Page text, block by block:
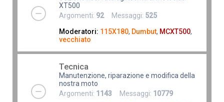
XT500
Argomenti: 92Messaggi: 525
Moderatori: 115X180, Dumbut, MCXT500,
vecchiato
Tecnica
Manutenzione, riparazione e modifica della
nostra moto
Argomenti: 1143 Messaggi: 10779